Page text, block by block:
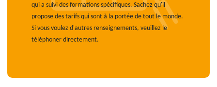
qui a suivi des formations spécifiques. Sachez qu'il
propose des tarifs qui sont à la portée de tout le monde.
Si vous voulez d'autres renseignements, veuillez le
téléphoner directement.